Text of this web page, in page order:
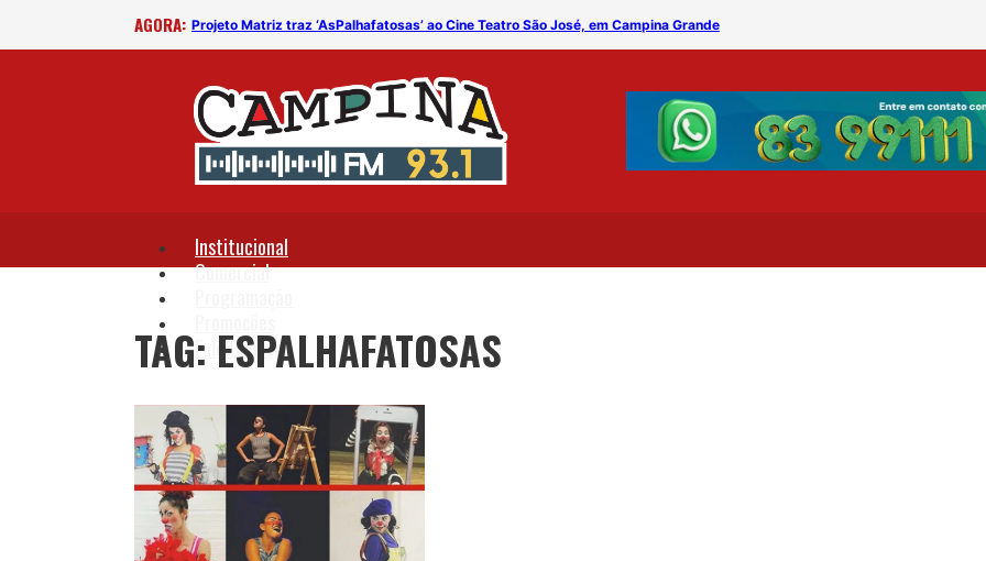
AGORA: Projeto Matriz traz ‘AsPalhafatosas’ ao Cine Teatro São José, em Campina Grande Projeto Matriz traz
Institucional
Comercial
Fale Conosco
TAG: ESPALHAFATOSAS